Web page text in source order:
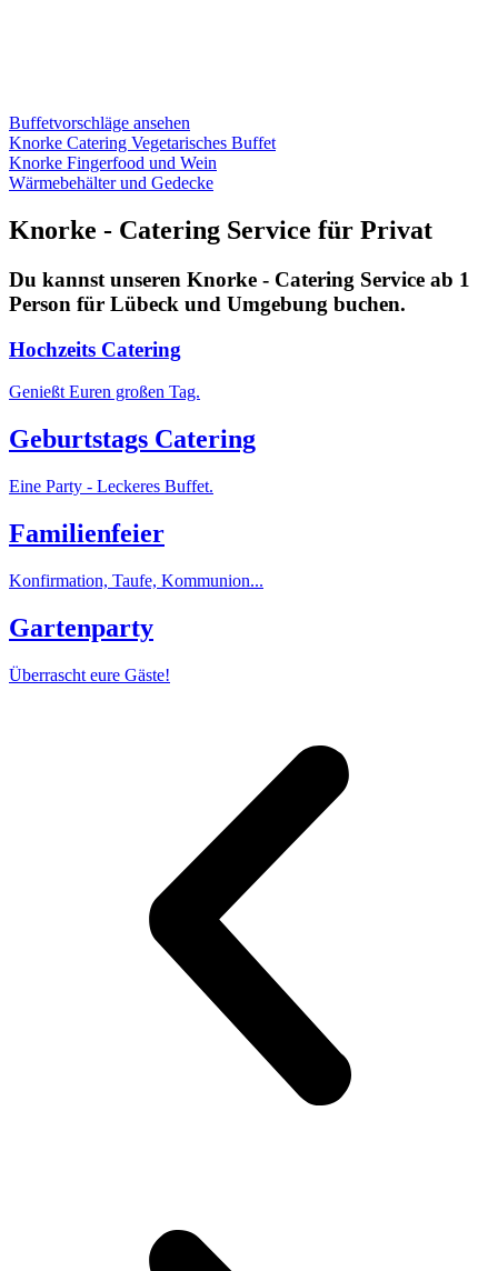
Buffetvorschläge ansehen
Knorke Catering Vegetarisches Buffet
Knorke Fingerfood und Wein
Wärmebehälter und Gedecke
Knorke - Catering Service für Privat
Du kannst unseren Knorke - Catering Service ab 1
Person für Lübeck und Umgebung buchen.
Hochzeits Catering
Genießt Euren großen Tag.
Geburtstags Catering
Eine Party - Leckeres Buffet.
Familienfeier
Konfirmation, Taufe, Kommunion...
Gartenparty
Überrascht eure Gäste!